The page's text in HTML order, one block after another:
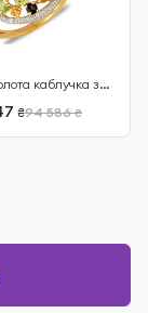
каблучка з
та
₴94 586₴